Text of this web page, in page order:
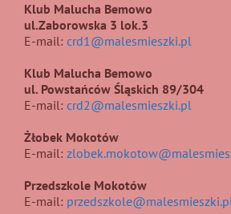
Klub Malucha Bemowo
ul.Zaborowska 3 lok.3
E-mail: crd1@malesmieszki.pl
Klub Malucha Bemowo
ul. Powstańców Śląskich 89/304
E-mail: crd2@malesmieszki.pl
Żłobek Mokotów
E-mail:
Przedszkole Mokotów
E-mail: